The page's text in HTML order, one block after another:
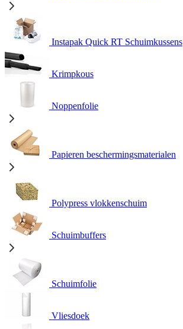
Instapak Quick RT Schuimkussens
Krimpkous
Noppenfolie
Papieren beschermingsmaterialen
Polypress vlokkenschuim
Schuimbuffers
Schuimfolie
Vliesdoek